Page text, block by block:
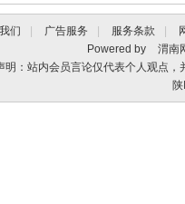
们 广告服务 服务条款
Powered by
渭南
明：站内会员言论仅代表个人观点